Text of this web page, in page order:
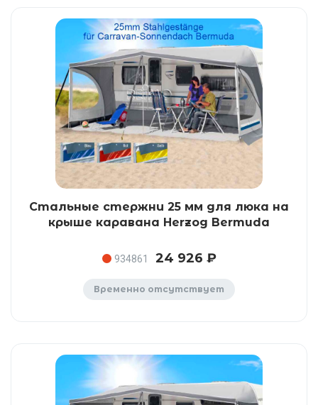
Стальные стержни 25 мм для люка на
крыше каравана Herzog Bermuda
934861 24 926 ₽
Временно отсутствует